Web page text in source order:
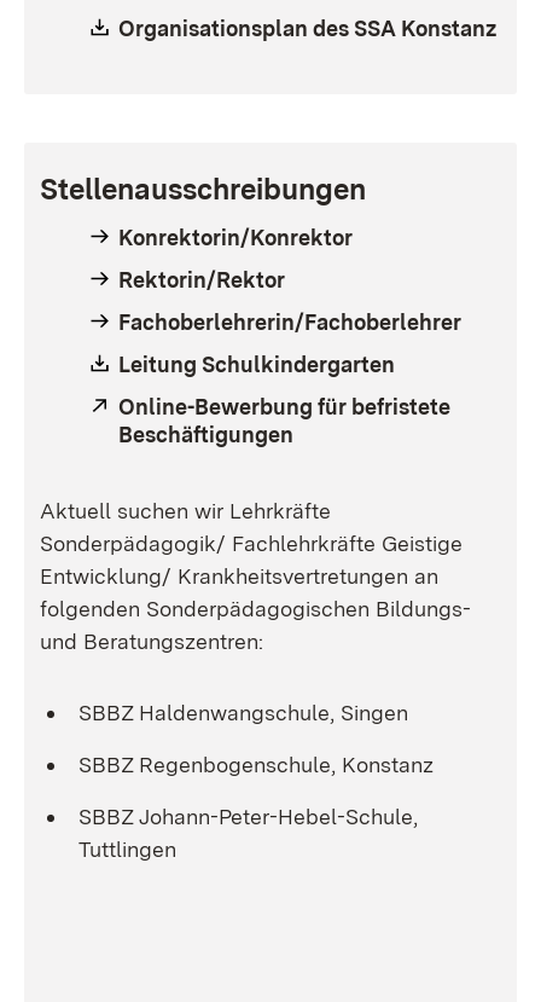
Download:
Organisationsplan des SSA Konstanz
Stellenausschreibungen
Konrektorin/Konrektor
Rektorin/Rektor
Fachoberlehrerin/Fachoberlehrer
Download:
Leitung Schulkindergarten
Extern:
Online-Bewerbung für befristete
Beschäftigungen
Aktuell suchen wir Lehrkräfte
Sonderpädagogik/ Fachlehrkräfte Geistige
Entwicklung/ Krankheitsvertretungen an
folgenden Sonderpädagogischen Bildungs-
und Beratungszentren:
SBBZ Haldenwangschule, Singen
SBBZ Regenbogenschule, Konstanz
SBBZ Johann-Peter-Hebel-Schule,
Tuttlingen